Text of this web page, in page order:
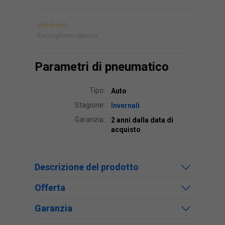
Raccogliamo opinioni.
Parametri di pneumatico
Tipo:
Auto
Stagione:
Invernali
Garanzia:
2 anni dalla data di
acquisto
Descrizione del prodotto
Offerta
Garanzia